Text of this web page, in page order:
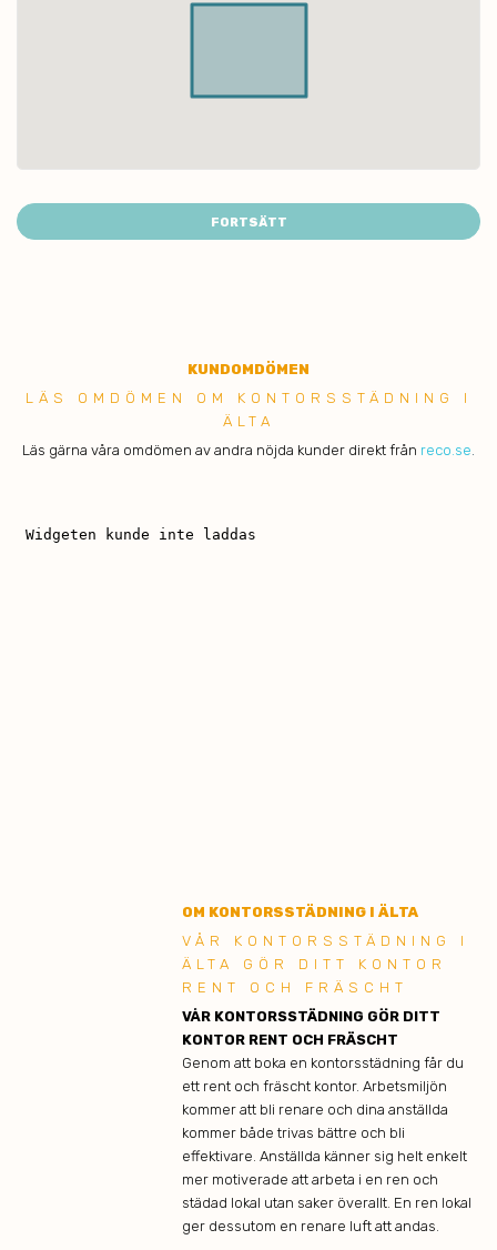
FORTSÄTT
KUNDOMDÖMEN
LÄS OMDÖMEN OM KONTORSSTÄDNING I
ÄLTA
Läs gärna våra omdömen av andra nöjda kunder direkt från reco.se
OM KONTORSSTÄDNING I ÄLTA
VÅR KONTORSSTÄDNING I
ÄLTA GÖR DITT KONTOR
RENT OCH FRÄSCHT
VÅR KONTORSSTÄDNING GÖR DITT
KONTOR RENT OCH FRÄSCHT
Genom att boka en kontorsstädning får du
ett rent och fräscht kontor. Arbetsmiljön
kommer att bli renare och dina anställda
kommer både trivas bättre och bli
effektivare. Anställda känner sig helt enkelt
mer motiverade att arbeta i en ren och
städad lokal utan saker överallt. En ren lokal
ger dessutom en renare luft att andas.